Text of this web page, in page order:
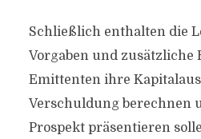
Schließlich enthalten die
Vorgaben und zusätzliche
Emittenten ihre
Verschuldung berechnen
Prospekt präsentieren